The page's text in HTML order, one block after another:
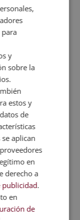
resolver
con
con toda
quiere
de
de
con la
y
sobre la
estos y
de
aplican
en
derecho a
publicidad.
en
de